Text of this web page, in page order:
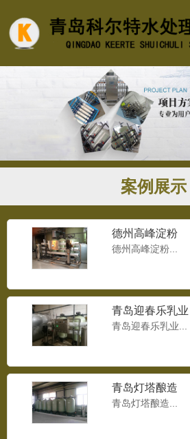
案例展示
德州高峰淀粉
德州高峰淀粉...
青岛迎春乐乳业
青岛迎春乐乳业...
青岛灯塔酿造
青岛灯塔酿造...
8T/H反渗透设备
8T/H反渗透设备...
9T/H反渗透设备